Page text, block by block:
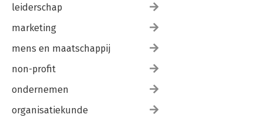
leiderschap
marketing
mens en maatschappij
non-profit
ondernemen
organisatiekunde